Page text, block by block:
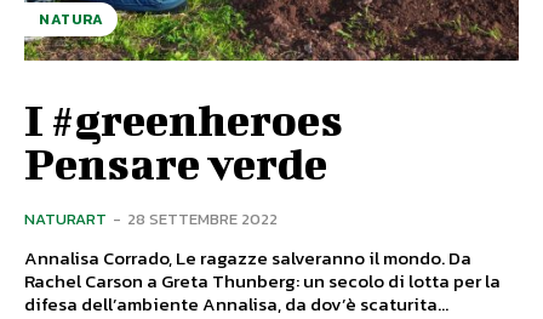
NATURA
I #greenheroes
Pensare verde
NATURART - 28 SETTEMBRE 2022
Annalisa Corrado, Le ragazze salveranno il mondo. Da
Rachel Carson a Greta Thunberg: un secolo di lotta per la
difesa dell’ambiente Annalisa, da dov’è scaturita...